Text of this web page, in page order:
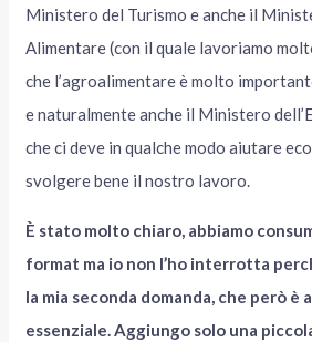
Ministero del Turismo e anche il
Alimentare (con il quale lavoriamo
che l’agroalimentare è molto
e naturalmente anche il Ministero
che ci deve in qualche modo aiutare
svolgere bene il nostro lavoro.
È stato molto chiaro, abbiamo
format ma io non l’ho interrotta
la mia seconda domanda, che però è
essenziale. Aggiungo solo una